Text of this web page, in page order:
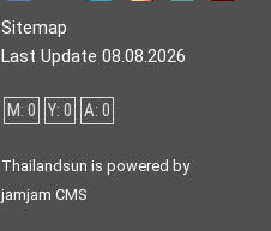
Sitemap
Last Update 08.08.2026
M: 0 Y: 0 A: 0
Thailandsun is powered by
jamjam CMS